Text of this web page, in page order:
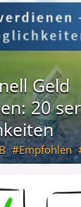
Geld
20
B Empfohlen